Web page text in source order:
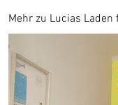
Mehr zu Lucias